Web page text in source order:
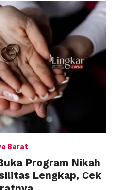
Barat
Program Nikah
Lengkap, Cek